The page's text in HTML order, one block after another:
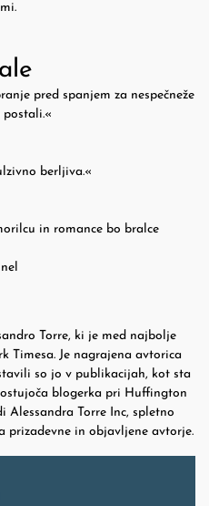
pred spanjem za nespečneže
berljiva.«
in romance bo bralce
Torre, ki je med najbolje
Timesa. Je nagrajena avtorica
so jo v publikacijah, kot sta
blogerka pri Huffington
Alessandra Torre Inc, spletno
prizadevne in objavljene avtorje.